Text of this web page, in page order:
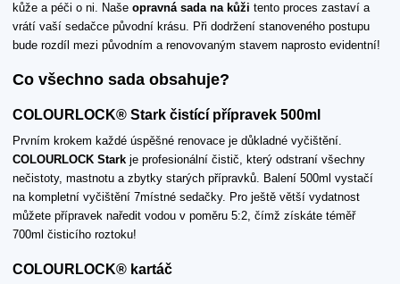
kůže a péči o ni. Naše opravná sada na kůži tento proces zastaví a
vrátí vaší sedačce původní krásu. Při dodržení stanoveného postupu
bude rozdíl mezi původním a renovovaným stavem naprosto evidentní!
Co všechno sada obsahuje?
COLOURLOCK® Stark čistící přípravek 500ml
Prvním krokem každé úspěšné renovace je důkladné vyčištění.
COLOURLOCK Stark je profesionální čistič, který odstraní všechny
nečistoty, mastnotu a zbytky starých přípravků. Balení 500ml vystačí
na kompletní vyčištění 7místné sedačky. Pro ještě větší vydatnost
můžete přípravek naředit vodou v poměru 5:2, čímž získáte téměř
700ml čisticího roztoku!
COLOURLOCK® kartáč